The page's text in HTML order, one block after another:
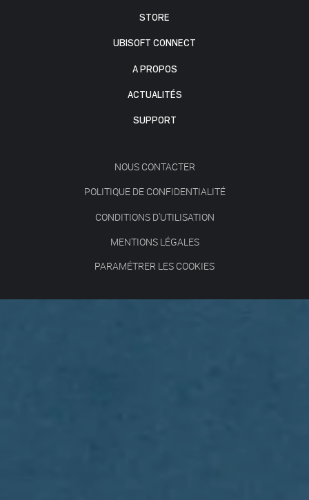
STORE
UBISOFT CONNECT
A PROPOS
ACTUALITÉS
SUPPORT
NOUS CONTACTER
POLITIQUE DE CONFIDENTIALITÉ
CONDITIONS D'UTILISATION
MENTIONS LÉGALES
PARAMÉTRER LES COOKIES